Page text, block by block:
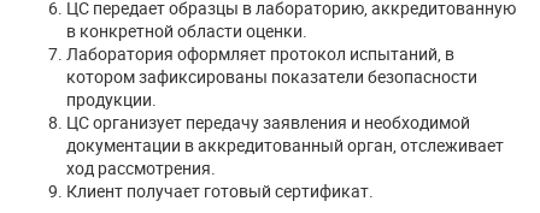
ЦС передает образцы в лабораторию, аккредитованную
в конкретной области оценки.
Лаборатория оформляет протокол испытаний, в
котором зафиксированы показатели безопасности
продукции.
ЦС организует передачу заявления и необходимой
документации в аккредитованный орган, отслеживает
ход рассмотрения.
Клиент получает готовый сертификат.